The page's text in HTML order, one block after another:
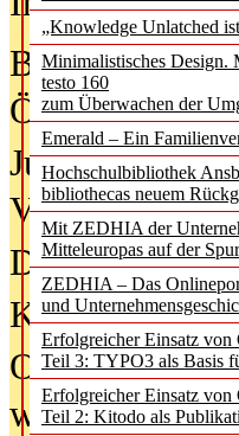
„Knowledge Unlatched
Minimalistisches Design.
testo 160
zum Überwachen der
Emerald – Ein
Hochschulbibliothek
bibliothecas neuem
Mit ZEDHIA der
Mitteleuropas auf der
ZEDHIA – Das
und
Erfolgreicher Einsatz von
Teil 3: TYPO3 als Basis
Erfolgreicher Einsatz von
Teil 2: Kitodo als
Bürgerforum
Öffentlichkeit
Jugendliche
Verbote
Digitale
KI-Chatbots
Offene